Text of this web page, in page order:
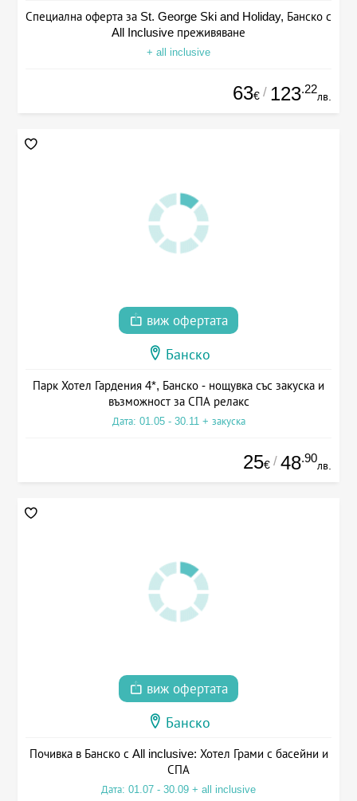
Специална оферта за St. George Ski and Holiday, Банско с
All Inclusive преживяване
+ all inclusive
63€ / 123.22
лв.
виж офертата
Банско
Парк Хотел Гардения 4*, Банско - нощувка със закуска и
възможност за СПА релакс
Дата: 01.05 - 30.11 + закуска
25€ / 48.90
лв.
виж офертата
Банско
Почивка в Банско с All inclusive: Хотел Грами с басейни и
СПА
Дата: 01.07 - 30.09 + all inclusive